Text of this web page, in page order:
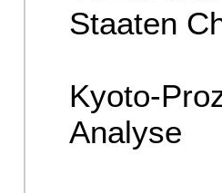
Staaten
Kyoto-
Analyse